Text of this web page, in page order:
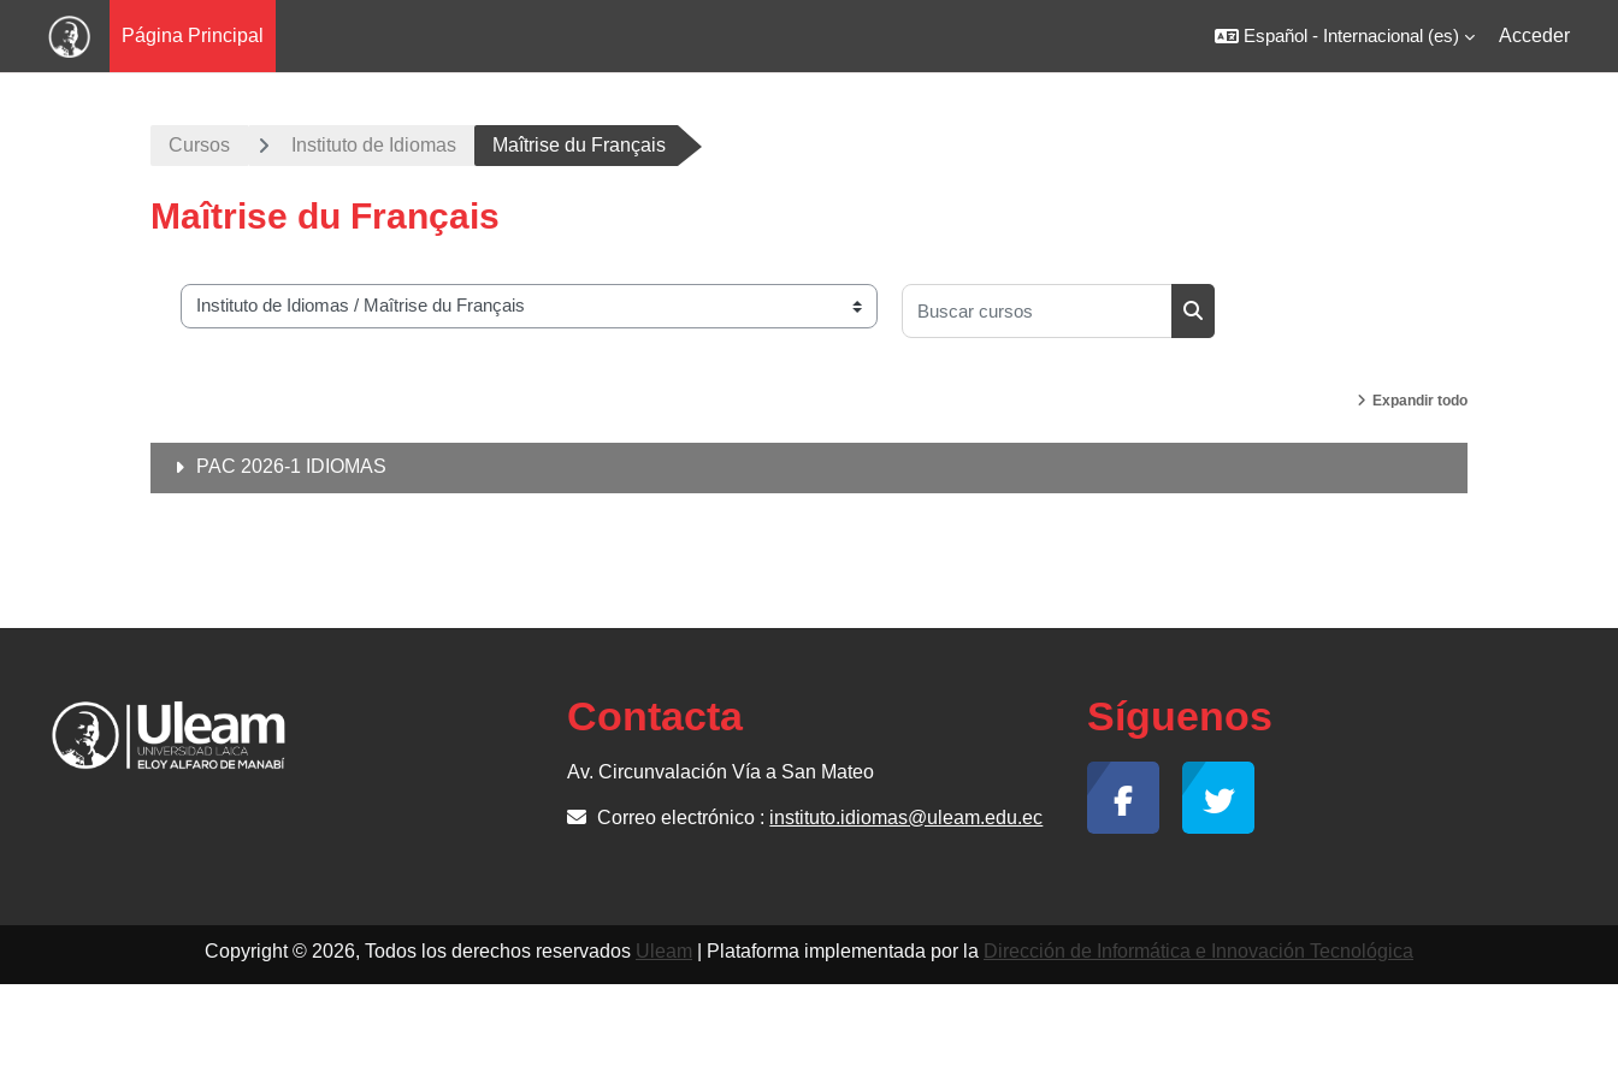
Página Principal Español - Internacional ‎(es)‎ Acceder
Cursos Instituto de Idiomas Maîtrise du Français
Maîtrise du Français
Categorías
Buscar cursos
Expandir todo
PAC 2026-1 IDIOMAS
Contacta
Av. Circunvalación Vía a San Mateo
Correo electrónico : instituto.idiomas@uleam.edu.ec
Síguenos
Copyright © 2026, Todos los derechos reservados Uleam | Plataforma implementada por la Dirección de Informática e Innovación Tecnológica